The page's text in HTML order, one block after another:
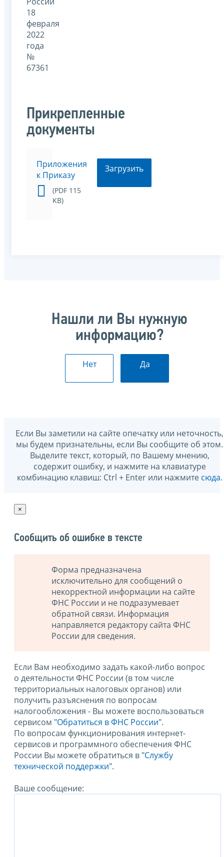
18
февраля
2022
года
№
67361
Прикрепленные
документы
Приложения
к Приказу
(PDF 115
KB)
Загрузить
Нашли ли Вы нужную
информацию?
Нет Да
Если Вы заметили на сайте опечатку или неточность,
мы будем признательны, если Вы сообщите об этом.
Выделите текст, который, по Вашему мнению,
содержит ошибку, и нажмите на клавиатуре
комбинацию клавиш: Ctrl + Enter или нажмите сюда.
×
Сообщить об ошибке в тексте
Форма предназначена
исключительно для сообщений о
некорректной информации на сайте
ФНС России и не подразумевает
обратной связи. Информация
направляется редактору сайта ФНС
России для сведения.
Если Вам необходимо задать какой-либо вопрос
о деятельности ФНС России (в том числе
территориальных налоговых органов) или
получить разъяснения по вопросам
налогообложения - Вы можете воспользоваться
сервисом "Обратиться в ФНС России".
По вопросам функционирования интернет-
сервисов и программного обеспечения ФНС
России Вы можете обратиться в "Службу
технической поддержки".
Ваше сообщение: